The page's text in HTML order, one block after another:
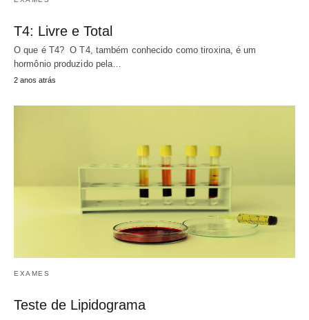
T4: Livre e Total
O que é T4? O T4, também conhecido como tiroxina, é um
hormônio produzido pela…
2 anos atrás
EXAMES
Teste de Lipidograma